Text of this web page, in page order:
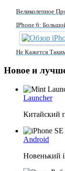
Великолепное
IPhone 6:
Не Кажется
Новое и
Launcher
Китайский
Android
Новенький